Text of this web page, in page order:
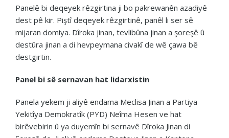
Panelê bi deqeyek rêzgirtina ji bo pakrewanên azadiyê
dest pê kir. Piştî deqeyek rêzgirtinê, panêl li ser sê
mijaran domiya. Dîroka jinan, tevlibûna jinan a şoreşê û
destûra jinan a di hevpeymana civakî de wê çawa bê
destgirtin.
Panel bi sê sernavan hat lidarxistin
Panela yekem ji aliyê endama Meclisa Jinan a Partiya
Yekitîya Demokratîk (PYD) Neîma Hesen ve hat
birêvebirin û ya duyemîn bi sernavê Dîroka Jinan di